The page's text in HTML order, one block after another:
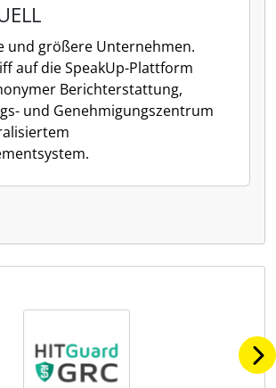
und größere Unternehmen.
auf die SpeakUp-Plattform
Berichterstattung,
und Genehmigungszentrum